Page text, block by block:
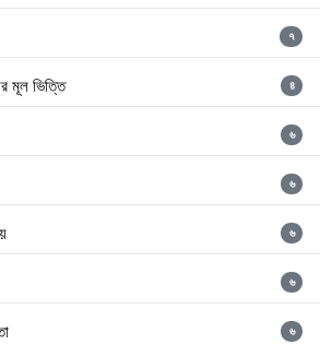
৭
মূল ভিত্তি ৪
৬
৬
৬
৬
৬